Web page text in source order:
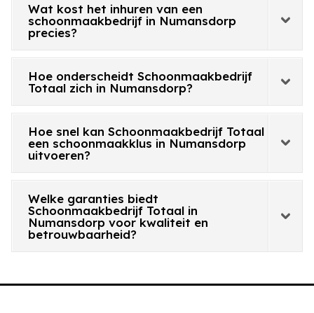
Wat kost het inhuren van een
schoonmaakbedrijf in Numansdorp
precies?
Hoe onderscheidt Schoonmaakbedrijf
Totaal zich in Numansdorp?
Hoe snel kan Schoonmaakbedrijf Totaal
een schoonmaakklus in Numansdorp
uitvoeren?
Welke garanties biedt
Schoonmaakbedrijf Totaal in
Numansdorp voor kwaliteit en
betrouwbaarheid?